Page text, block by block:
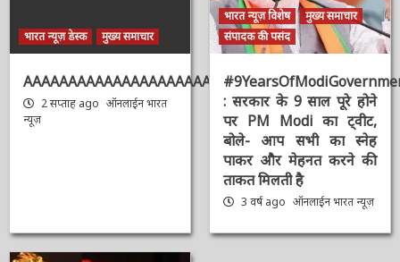
भारत न्यूज़ डेस्क मुख्य समाचार
AAAAAAAAAAAAAAAAAAAAAAAAAAAAAAAAA
2 सप्ताह ago
न्यूज़
भारत न्यूज़ विशेष
मुख्य समाचार
संपादक की पसंद
: सरकार के 9 साल पूरे होने
पर PM Modi का ट्वीट,
बोले- आप सभी का स्नेह
पाकर और मेहनत करने की
ताकत मिलती है
न्यूज़